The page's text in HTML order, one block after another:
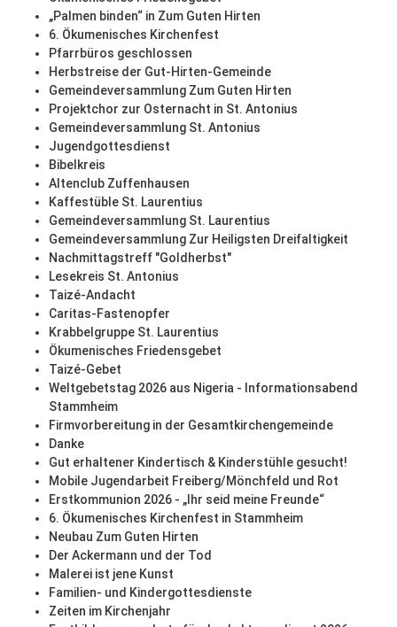
„Palmen binden“ in Zum Guten Hirten
6. Ökumenisches Kirchenfest
Pfarrbüros geschlossen
Herbstreise der Gut-Hirten-Gemeinde
Gemeindeversammlung Zum Guten Hirten
Projektchor zur Osternacht in St. Antonius
Gemeindeversammlung St. Antonius
Jugendgottesdienst
Bibelkreis
Altenclub Zuffenhausen
Kaffestüble St. Laurentius
Gemeindeversammlung St. Laurentius
Gemeindeversammlung Zur Heiligsten Dreifaltigkeit
Nachmittagstreff "Goldherbst"
Lesekreis St. Antonius
Taizé-Andacht
Caritas-Fastenopfer
Krabbelgruppe St. Laurentius
Ökumenisches Friedensgebet
Taizé-Gebet
Weltgebetstag 2026 aus Nigeria - Informationsabend
Stammheim
Firmvorbereitung in der Gesamtkirchengemeinde
Danke
Gut erhaltener Kindertisch & Kinderstühle gesucht!
Mobile Jugendarbeit Freiberg/Mönchfeld und Rot
Erstkommunion 2026 - „Ihr seid meine Freunde“
6. Ökumenisches Kirchenfest in Stammheim
Neubau Zum Guten Hirten
Der Ackermann und der Tod
Malerei ist jene Kunst
Familien- und Kindergottesdienste
Zeiten im Kirchenjahr